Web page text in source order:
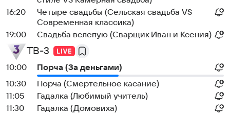
16:20
Четыре свадьбы (Сельская свадьба VS
Современная классика)
19:00
Свадьба вслепую (Сварщик Иван и Ксения)
ТВ-3
10:00
Порча (За деньгами)
10:30
Порча (Смертельное касание)
11:05
Гадалка (Любимый учитель)
11:30
Гадалка (Домовиха)